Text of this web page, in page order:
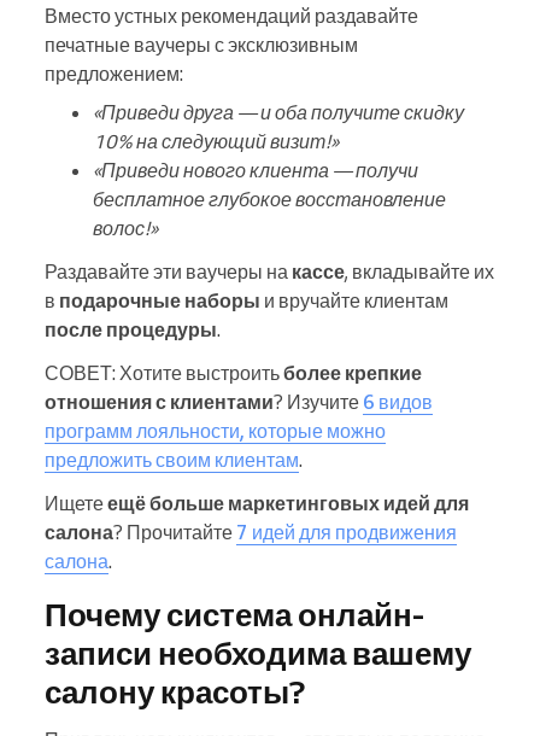
Вместо устных рекомендаций раздавайте
печатные ваучеры с эксклюзивным
предложением:
«Приведи друга — и оба получите скидку
10% на следующий визит!»
«Приведи нового клиента — получи
бесплатное глубокое восстановление
волос!»
Раздавайте эти ваучеры на кассе, вкладывайте их
в подарочные наборы и вручайте клиентам
после процедуры.
СОВЕТ: Хотите выстроитьболее крепкие
отношения с клиентами? Изучите 6 видов
программ лояльности, которые можно
предложить своим клиентам.
Ищетеещё больше маркетинговых идей для
салона? Прочитайте 7 идей для продвижения
салона.
Почему система онлайн-
записи необходима вашему
салону красоты?